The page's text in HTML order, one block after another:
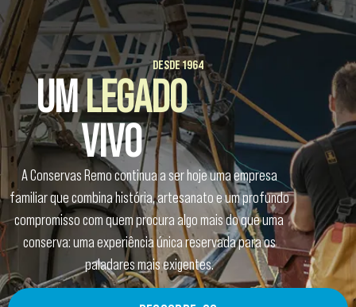
DESDE 1964
UMLEGADO
VIVO
A Conservas Remo continua a ser hoje uma empresa
familiar que combina história, artesanato e um profundo
compromisso com quem procura algo mais do que uma
conserva: uma experiência única reservada para os
paladares mais exigentes.